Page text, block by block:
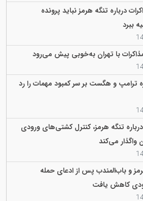
درباره تنگه هرمز نباید پرونده
ببرد
با تهران به‌خوبی پیش می‌رود
ترامپ و هگست بر سر کمبود مهمات را رد
تنگه هرمز، کنترل کشتی‌های ورودی
واگذار می‌کند
و باب‌المندب پس از ادعای حملە
کاهش یافت